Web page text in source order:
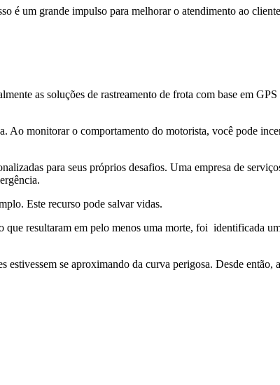
é um grande impulso para melhorar o atendimento ao
as soluções de rastreamento de frota com base em
Ao monitorar o comportamento do motorista, você pode
para seus próprios desafios. Uma empresa de
Este recurso pode salvar vidas.
resultaram em pelo menos uma morte, foi identificada
se aproximando da curva perigosa. Desde então,